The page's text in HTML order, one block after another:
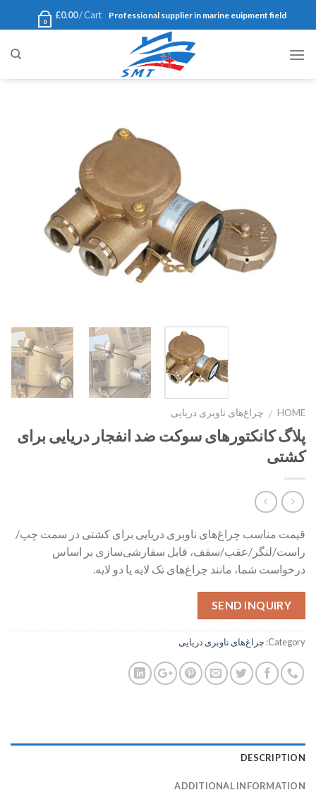
Professional supplier in marine euipment field
Cart /
£0.00
0
HOME
/ چراغ‌های ناوبری دریایی
پلاگ کانکتورهای سوکت ضد انفجار دریایی برای
کشتی
قیمت مناسب چراغ‌های ناوبری دریایی برای کشتی در سمت چپ/
راست/لنگر/عقب/سقف، قابل سفارشی‌سازی بر اساس
درخواست شما، مانند چراغ‌های تک لایه یا دو لایه.
SEND INQUIRY
Category: چراغ‌های ناوبری دریایی
DESCRIPTION
ADDITIONAL INFORMATION